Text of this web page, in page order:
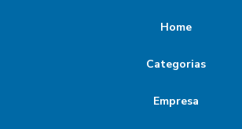
Home
Categorias
Empresa